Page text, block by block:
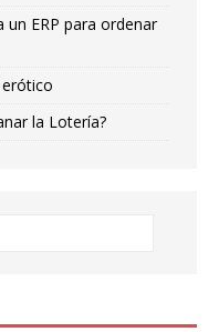
ERP para ordenar
la Lotería?